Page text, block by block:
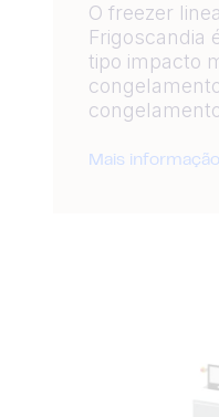
O freezer
Frigoscandia
tipo impacto
Mais informação